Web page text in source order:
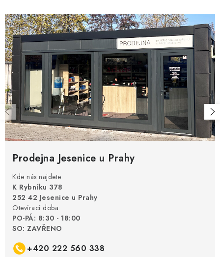
Prodejna Jesenice u Prahy
Kde nás najdete:
K Rybníku 378
252 42 Jesenice u Prahy
Otevírací doba:
PO-PÁ: 8:30 - 18:00
SO: ZAVŘENO
+420 222 560 338